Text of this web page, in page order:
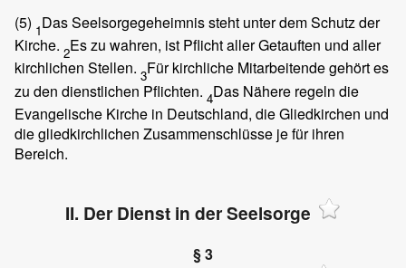
(5) 1Das Seelsorgegeheimnis steht unter dem Schutz der
Kirche. 2Es zu wahren, ist Pflicht aller Getauften und aller
kirchlichen Stellen. 3Für kirchliche Mitarbeitende gehört es
zu den dienstlichen Pflichten. 4Das Nähere regeln die
Evangelische Kirche in Deutschland, die Gliedkirchen und
die gliedkirchlichen Zusammenschlüsse je für ihren
Bereich.
II. Der Dienst in der Seelsorge
§ 3